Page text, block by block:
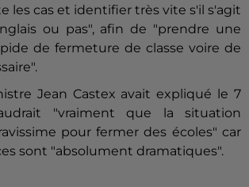
les cas et identifier très vite s'il s'agit
ou pas", afin de "prendre une
de fermeture de classe voire de
Jean Castex avait expliqué le 7
"vraiment que la situation
pour fermer des écoles" car
sont "absolument dramatiques".